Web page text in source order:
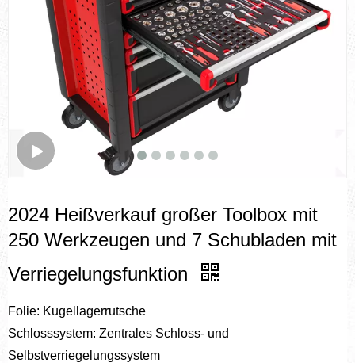
2024 Heißverkauf großer Toolbox mit
250 Werkzeugen und 7 Schubladen mit
Verriegelungsfunktion
Folie: Kugellagerrutsche
Schlosssystem: Zentrales Schloss- und
Selbstverriegelungssystem